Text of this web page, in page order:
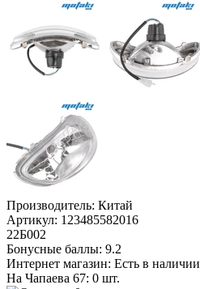
Производитель: Китай
Артикул: 123485582016
22Б002
Бонусные баллы: 9.2
Интернет магазин: Есть в наличии
На Чапаева 67: 0 шт.